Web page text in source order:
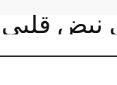
قلبي